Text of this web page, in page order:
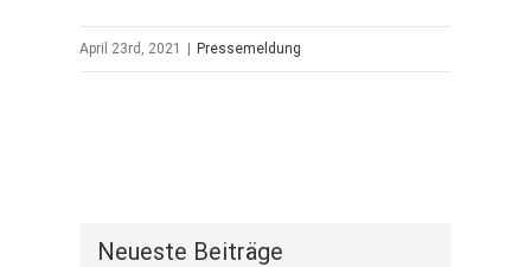
April 23rd, 2021 Pressemeldung
Neueste Beiträge